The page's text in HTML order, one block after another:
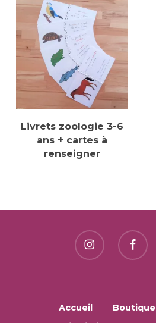
Ajouter Au Panier
Livrets zoologie 3-6
ans + cartes à
renseigner
Accueil Boutique